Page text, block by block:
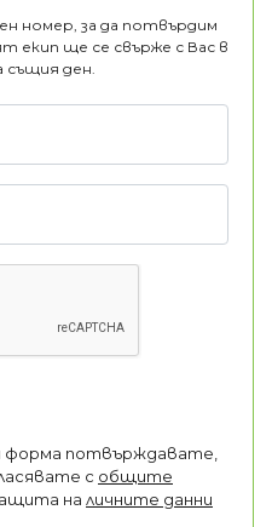
номер, за да потвърдим
екип ще се свърже с Вас в
същия ден.
форма потвърждавате,
с общите
на личните данни